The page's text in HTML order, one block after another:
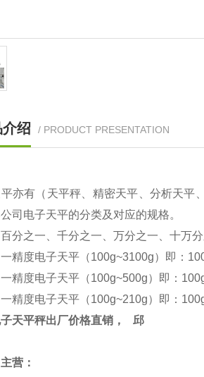
绍 / PRODUCT PRESENTATION
亦有（天平秤、精密天平、分析天平
司电子天平的分类及对应的规格。
分之一、千分之一、万分之一、十万分
精度电子天平（100g~3100g）即：
精度电子天平（100g~500g）即：
精度电子天平（100g~210g）即：
天平秤出厂价格直销，
邱
营：